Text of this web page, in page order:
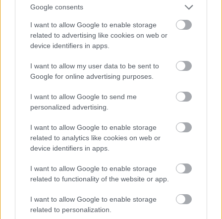
Google consents
I want to allow Google to enable storage
related to advertising like cookies on web or
device identifiers in apps.
I want to allow my user data to be sent to
Google for online advertising purposes.
I want to allow Google to send me
personalized advertising.
I want to allow Google to enable storage
related to analytics like cookies on web or
device identifiers in apps.
I want to allow Google to enable storage
related to functionality of the website or app.
I want to allow Google to enable storage
related to personalization.
όχημα του Δασαρχείου
του Εξωδικαστικού
Μηχανισμού στη Δυτική
Ελλάδα
ΤΟΠΙΚΑ ΝΕΑ